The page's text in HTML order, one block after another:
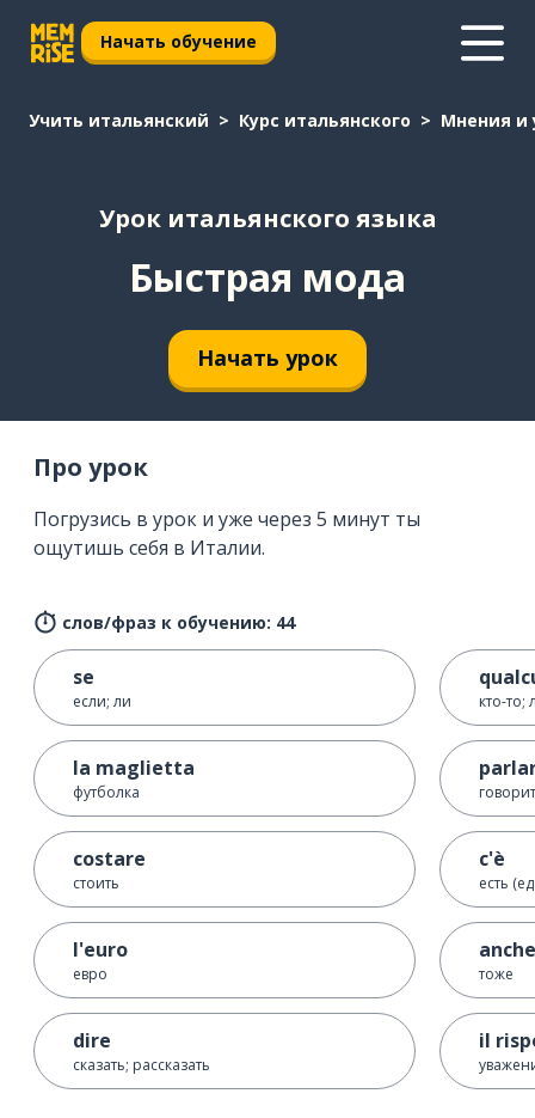
Начать обучение
Учить итальянский Курс итальянского Мнения и
Урок итальянского языка
Быстрая мода
Начать урок
Про урок
Погрузись в урок и уже через 5 минут ты
ощутишь себя в Италии.
слов/фраз к обучению: 44
se
если; ли
la maglietta
футболка
costare
стоить
l'euro
евро
dire
сказать; рассказать
кто-
c'è
есть
anche
тоже
il